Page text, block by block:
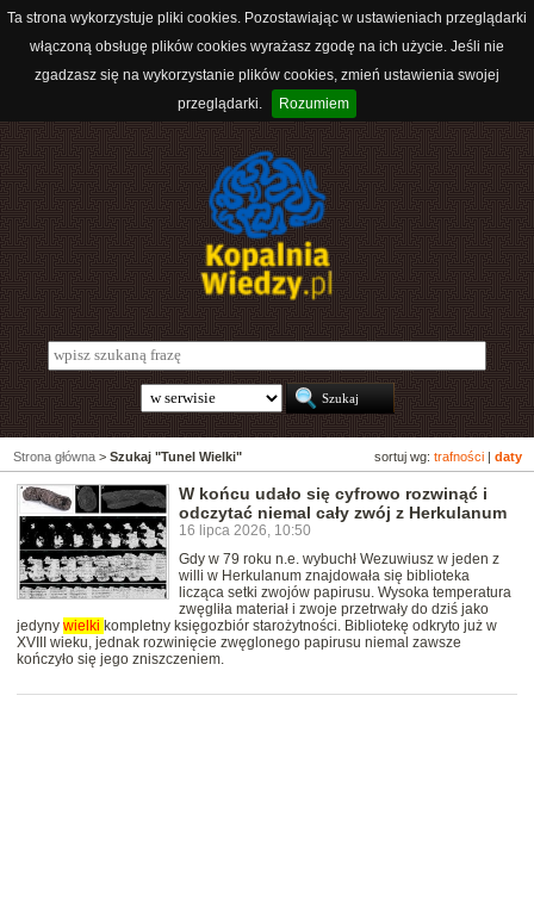
Ta strona wykorzystuje pliki cookies. Pozostawiając w ustawieniach przeglądarki
włączoną obsługę plików cookies wyrażasz zgodę na ich użycie. Jeśli nie
zgadzasz się na wykorzystanie plików cookies, zmień ustawienia swojej
przeglądarki.
Rozumiem
sortuj wg: trafności daty
Strona główna > Szukaj "Tunel Wielki"
W końcu udało się cyfrowo rozwinąć i
odczytać niemal cały zwój z Herkulanum
16 lipca 2026, 10:50
Gdy w 79 roku n.e. wybuchł Wezuwiusz w jeden z
willi w Herkulanum znajdowała się biblioteka
licząca setki zwojów papirusu. Wysoka temperatura
zwęgliła materiał i zwoje przetrwały do dziś jako
jedyny wielki kompletny księgozbiór starożytności. Bibliotekę odkryto już w
XVIII wieku, jednak rozwinięcie zwęglonego papirusu niemal zawsze
kończyło się jego zniszczeniem.